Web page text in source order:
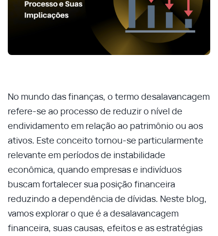
No mundo das finanças, o termo desalavancagem
refere-se ao processo de reduzir o nível de
endividamento em relação ao patrimônio ou aos
ativos. Este conceito tornou-se particularmente
relevante em períodos de instabilidade
econômica, quando empresas e indivíduos
buscam fortalecer sua posição financeira
reduzindo a dependência de dívidas. Neste blog,
vamos explorar o que é a desalavancagem
financeira, suas causas, efeitos e as estratégias